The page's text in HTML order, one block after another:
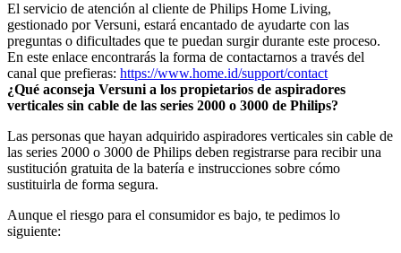
El servicio de atención al cliente de Philips Home Living,
gestionado por Versuni, estará encantado de ayudarte con las
preguntas o dificultades que te puedan surgir durante este proceso.
En este enlace encontrarás la forma de contactarnos a través del
canal que prefieras: https://www.home.id/support/contact
¿Qué aconseja Versuni a los propietarios de aspiradores
verticales sin cable de las series 2000 o 3000 de Philips?
Las personas que hayan adquirido aspiradores verticales sin cable de
las series 2000 o 3000 de Philips deben registrarse para recibir una
sustitución gratuita de la batería e instrucciones sobre cómo
sustituirla de forma segura.
Aunque el riesgo para el consumidor es bajo, te pedimos lo
siguiente: